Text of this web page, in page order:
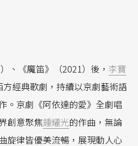
、《魔笛》（2021）後， 李寶
經典歌劇，持續以京劇藝術語
。京劇《阿依達的愛》全劇唱
創意聚焦鍾耀光的作曲，無論
旋律皆優美流暢，展現動人心